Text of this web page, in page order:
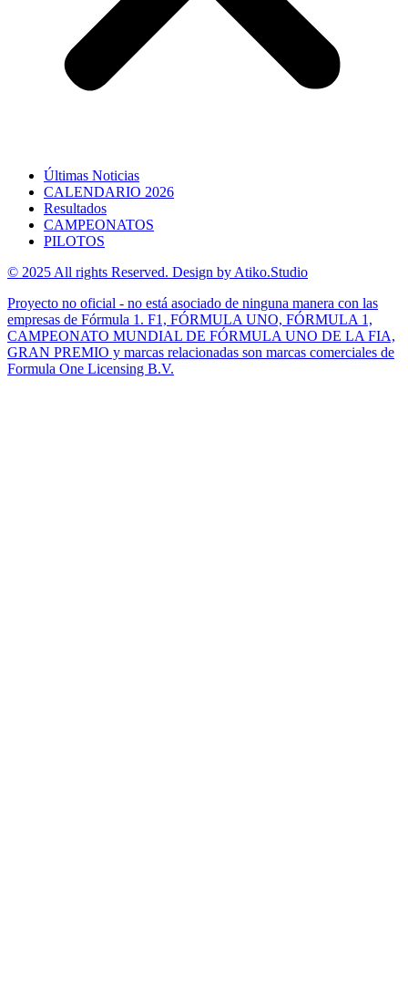
Últimas Noticias
CALENDARIO 2026
Resultados
CAMPEONATOS
PILOTOS
© 2025 All rights Reserved. Design by Atiko.Studio
Proyecto no oficial - no está asociado de ninguna manera con las
empresas de Fórmula 1. F1, FÓRMULA UNO, FÓRMULA 1,
CAMPEONATO MUNDIAL DE FÓRMULA UNO DE LA FIA,
GRAN PREMIO y marcas relacionadas son marcas comerciales de
Formula One Licensing B.V.